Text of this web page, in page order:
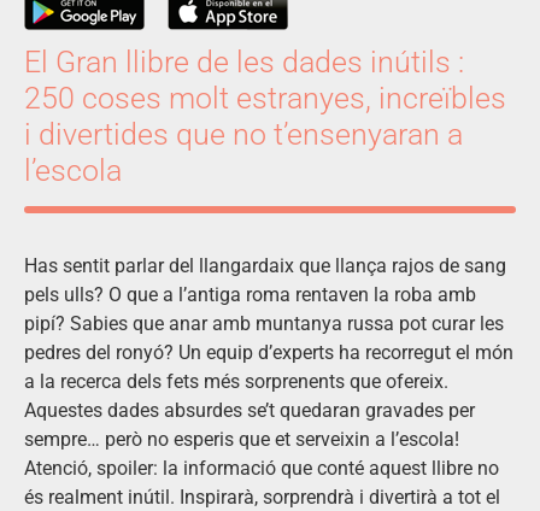
El Gran llibre de les dades inútils :
250 coses molt estranyes, increïbles
i divertides que no t’ensenyaran a
l’escola
Has sentit parlar del llangardaix que llança rajos de sang
pels ulls? O que a l’antiga roma rentaven la roba amb
pipí? Sabies que anar amb muntanya russa pot curar les
pedres del ronyó? Un equip d’experts ha recorregut el món
a la recerca dels fets més sorprenents que ofereix.
Aquestes dades absurdes se’t quedaran gravades per
sempre… però no esperis que et serveixin a l’escola!
Atenció, spoiler: la informació que conté aquest llibre no
és realment inútil. Inspirarà, sorprendrà i divertirà a tot el